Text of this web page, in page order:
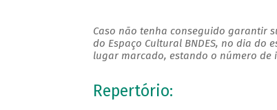
Caso não tenha conseguido garantir
do Espaço Cultural BNDES, no dia do
lugar marcado, estando o número
Repertório: